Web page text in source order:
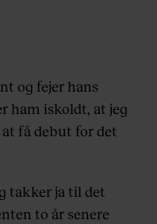
og fejer hans
ham iskoldt, at jeg
at få debut for det
takker ja til det
to år senere